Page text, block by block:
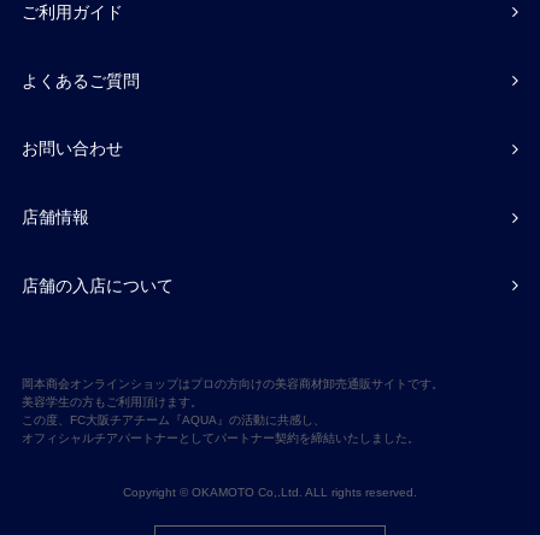
ご利用ガイド
よくあるご質問
お問い合わせ
店舗情報
店舗の入店について
岡本商会オンラインショップはプロの方向けの美容商材卸売通販サイトです。
美容学生の方もご利用頂けます。
この度、FC大阪チアチーム『AQUA』の活動に共感し、
オフィシャルチアパートナーとしてパートナー契約を締結いたしました。
Copyright © OKAMOTO Co,.Ltd. ALL rights reserved.